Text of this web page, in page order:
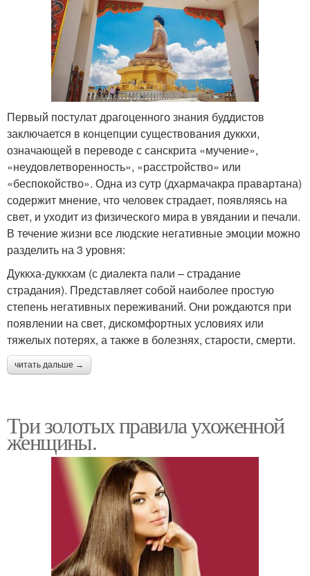
Первый постулат драгоценного знания буддистов
заключается в концепции существования дуккхи,
означающей в переводе с санскрита «мучение»,
«неудовлетворенность», «расстройство» или
«беспокойство». Одна из сутр (дхармачакра правартана)
содержит мнение, что человек страдает, появляясь на
свет, и уходит из физического мира в увядании и печали.
В течение жизни все людские негативные эмоции можно
разделить на 3 уровня:
Дуккха-дуккхам (с диалекта пали – страдание
страдания). Представляет собой наиболее простую
степень негативных переживаний. Они рождаются при
появлении на свет, дискомфортных условиях или
тяжелых потерях, а также в болезнях, старости, смерти.
читать дальше →
Три золотых правила ухоженной
женщины.